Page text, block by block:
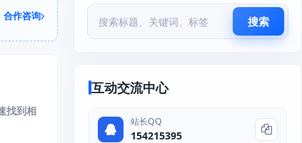
合作咨询
找到相
搜索
互动交流中心
站长QQ
154215395